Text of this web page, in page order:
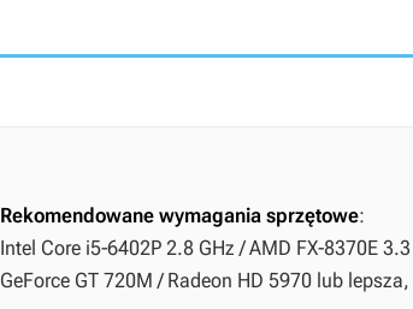
Rekomendowane wymagania sprzętowe:
Intel Core i5-6402P 2.8 GHz / AMD FX-8370E
GeForce GT 720M / Radeon HD 5970 lub